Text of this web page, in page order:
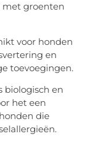
met groenten
voor honden
en
toevoegingen.
biologisch en
het een
die